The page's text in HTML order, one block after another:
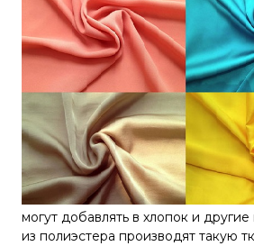
могут добавлять в хлопок и
из полиэстера производят такую